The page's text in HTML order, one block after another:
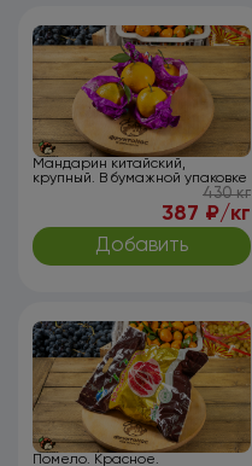
Мандарин китайский,
крупный. В бумажной упаковке
430 кг
387 ₽/кг
Добавить
Помело. Красное.